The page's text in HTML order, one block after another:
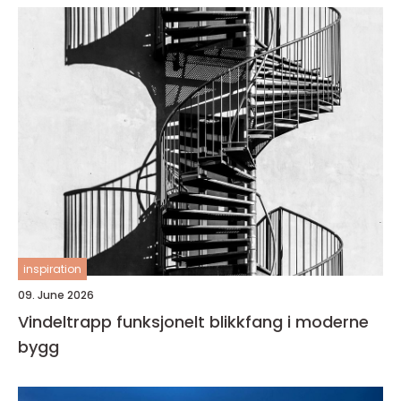
inspiration
09. June 2026
Vindeltrapp funksjonelt blikkfang i moderne
bygg